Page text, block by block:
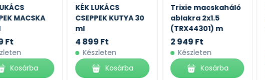
MACSKA
Ft
Kosárba
KÉK LUKÁCS
CSEPPEK KUTYA 30
ml
4 899 Ft
Készleten
Kosárba
Trixie macskaháló
ablakra 2x1.5
(TRX44301) m
2 949 Ft
Készleten
Kosárba